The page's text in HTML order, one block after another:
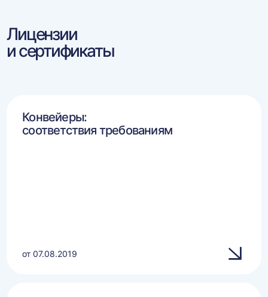
Лицензии
и сертификаты
Конвейеры:
соответствия требованиям
от 07.08.2019